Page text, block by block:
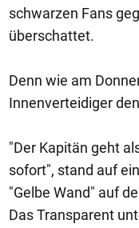
schwarzen Fans
überschattet.
Denn wie am
Innenverteidiger
"Der Kapitän geht
sofort", stand auf
"Gelbe Wand" auf
Das Transparent